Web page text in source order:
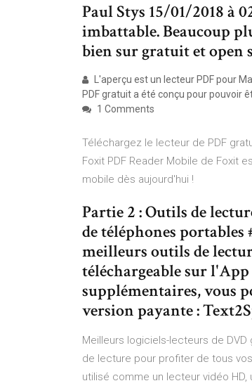
Paul Stys 15/01/2018 à
imbattable. Beaucoup
bien sur gratuit et open
L'aperçu est un lecteur PDF pour
PDF gratuit a été conçu pour pouvoir
1 Comments
Téléchargez le lecteur de PDF
Foxit PDF Reader Mobile de Foxit
mobile dès aujourd'hui !
Partie 2 : Outils de
de téléphones portables
meilleurs outils de
téléchargeable sur
supplémentaires, vous
version payante :
Meilleurs logiciels-lecteurs de
de lecture pour profiter de tous
utilisé comme un lecteur vidéo